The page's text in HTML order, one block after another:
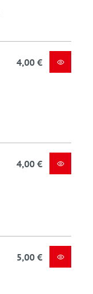
4,00 €
4,00 €
5,00 €